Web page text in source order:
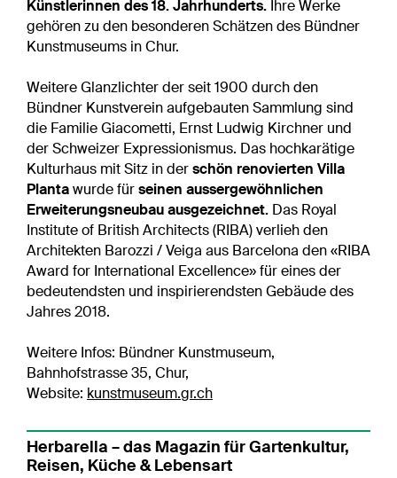
Künstlerinnen des 18. Jahrhunderts. Ihre Werke
gehören zu den besonderen Schätzen des Bündner
Kunstmuseums in Chur.
Weitere Glanzlichter der seit 1900 durch den
Bündner Kunstverein aufgebauten Sammlung sind
die Familie Giacometti, Ernst Ludwig Kirchner und
der Schweizer Expressionismus. Das hochkarätige
Kulturhaus mit Sitz in derschön renovierten Villa
Plantawurde fürseinen aussergewöhnlichen
Erweiterungsneubau ausgezeichnet. Das Royal
Institute of British Architects (RIBA) verlieh den
Architekten Barozzi / Veiga aus Barcelona den «RIBA
Award for International Excellence» für eines der
bedeutendsten und inspirierendsten Gebäude des
Jahres 2018.
Weitere Infos: Bündner Kunstmuseum,
Bahnhofstrasse 35, Chur,
Website: kunstmuseum.gr.ch
Herbarella – das Magazin für Gartenkultur,
Reisen, Küche & Lebensart